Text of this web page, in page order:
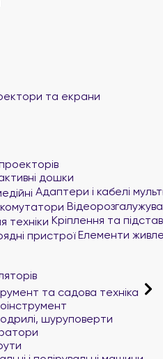
та екрани
дошки
Адаптери і кабелі
Кріплення та
Елементи
та садова техніка
шуруповерти